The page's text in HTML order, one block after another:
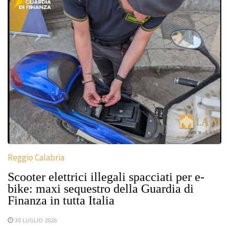
Reggio Calabria
Scooter elettrici illegali spacciati per e-
bike: maxi sequestro della Guardia di
Finanza in tutta Italia
30 LUGLIO 2026